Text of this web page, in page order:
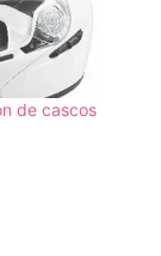
de cascos